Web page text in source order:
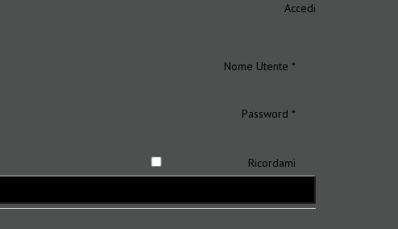
Accedi
Nome Utente *
Password *
Ricordami